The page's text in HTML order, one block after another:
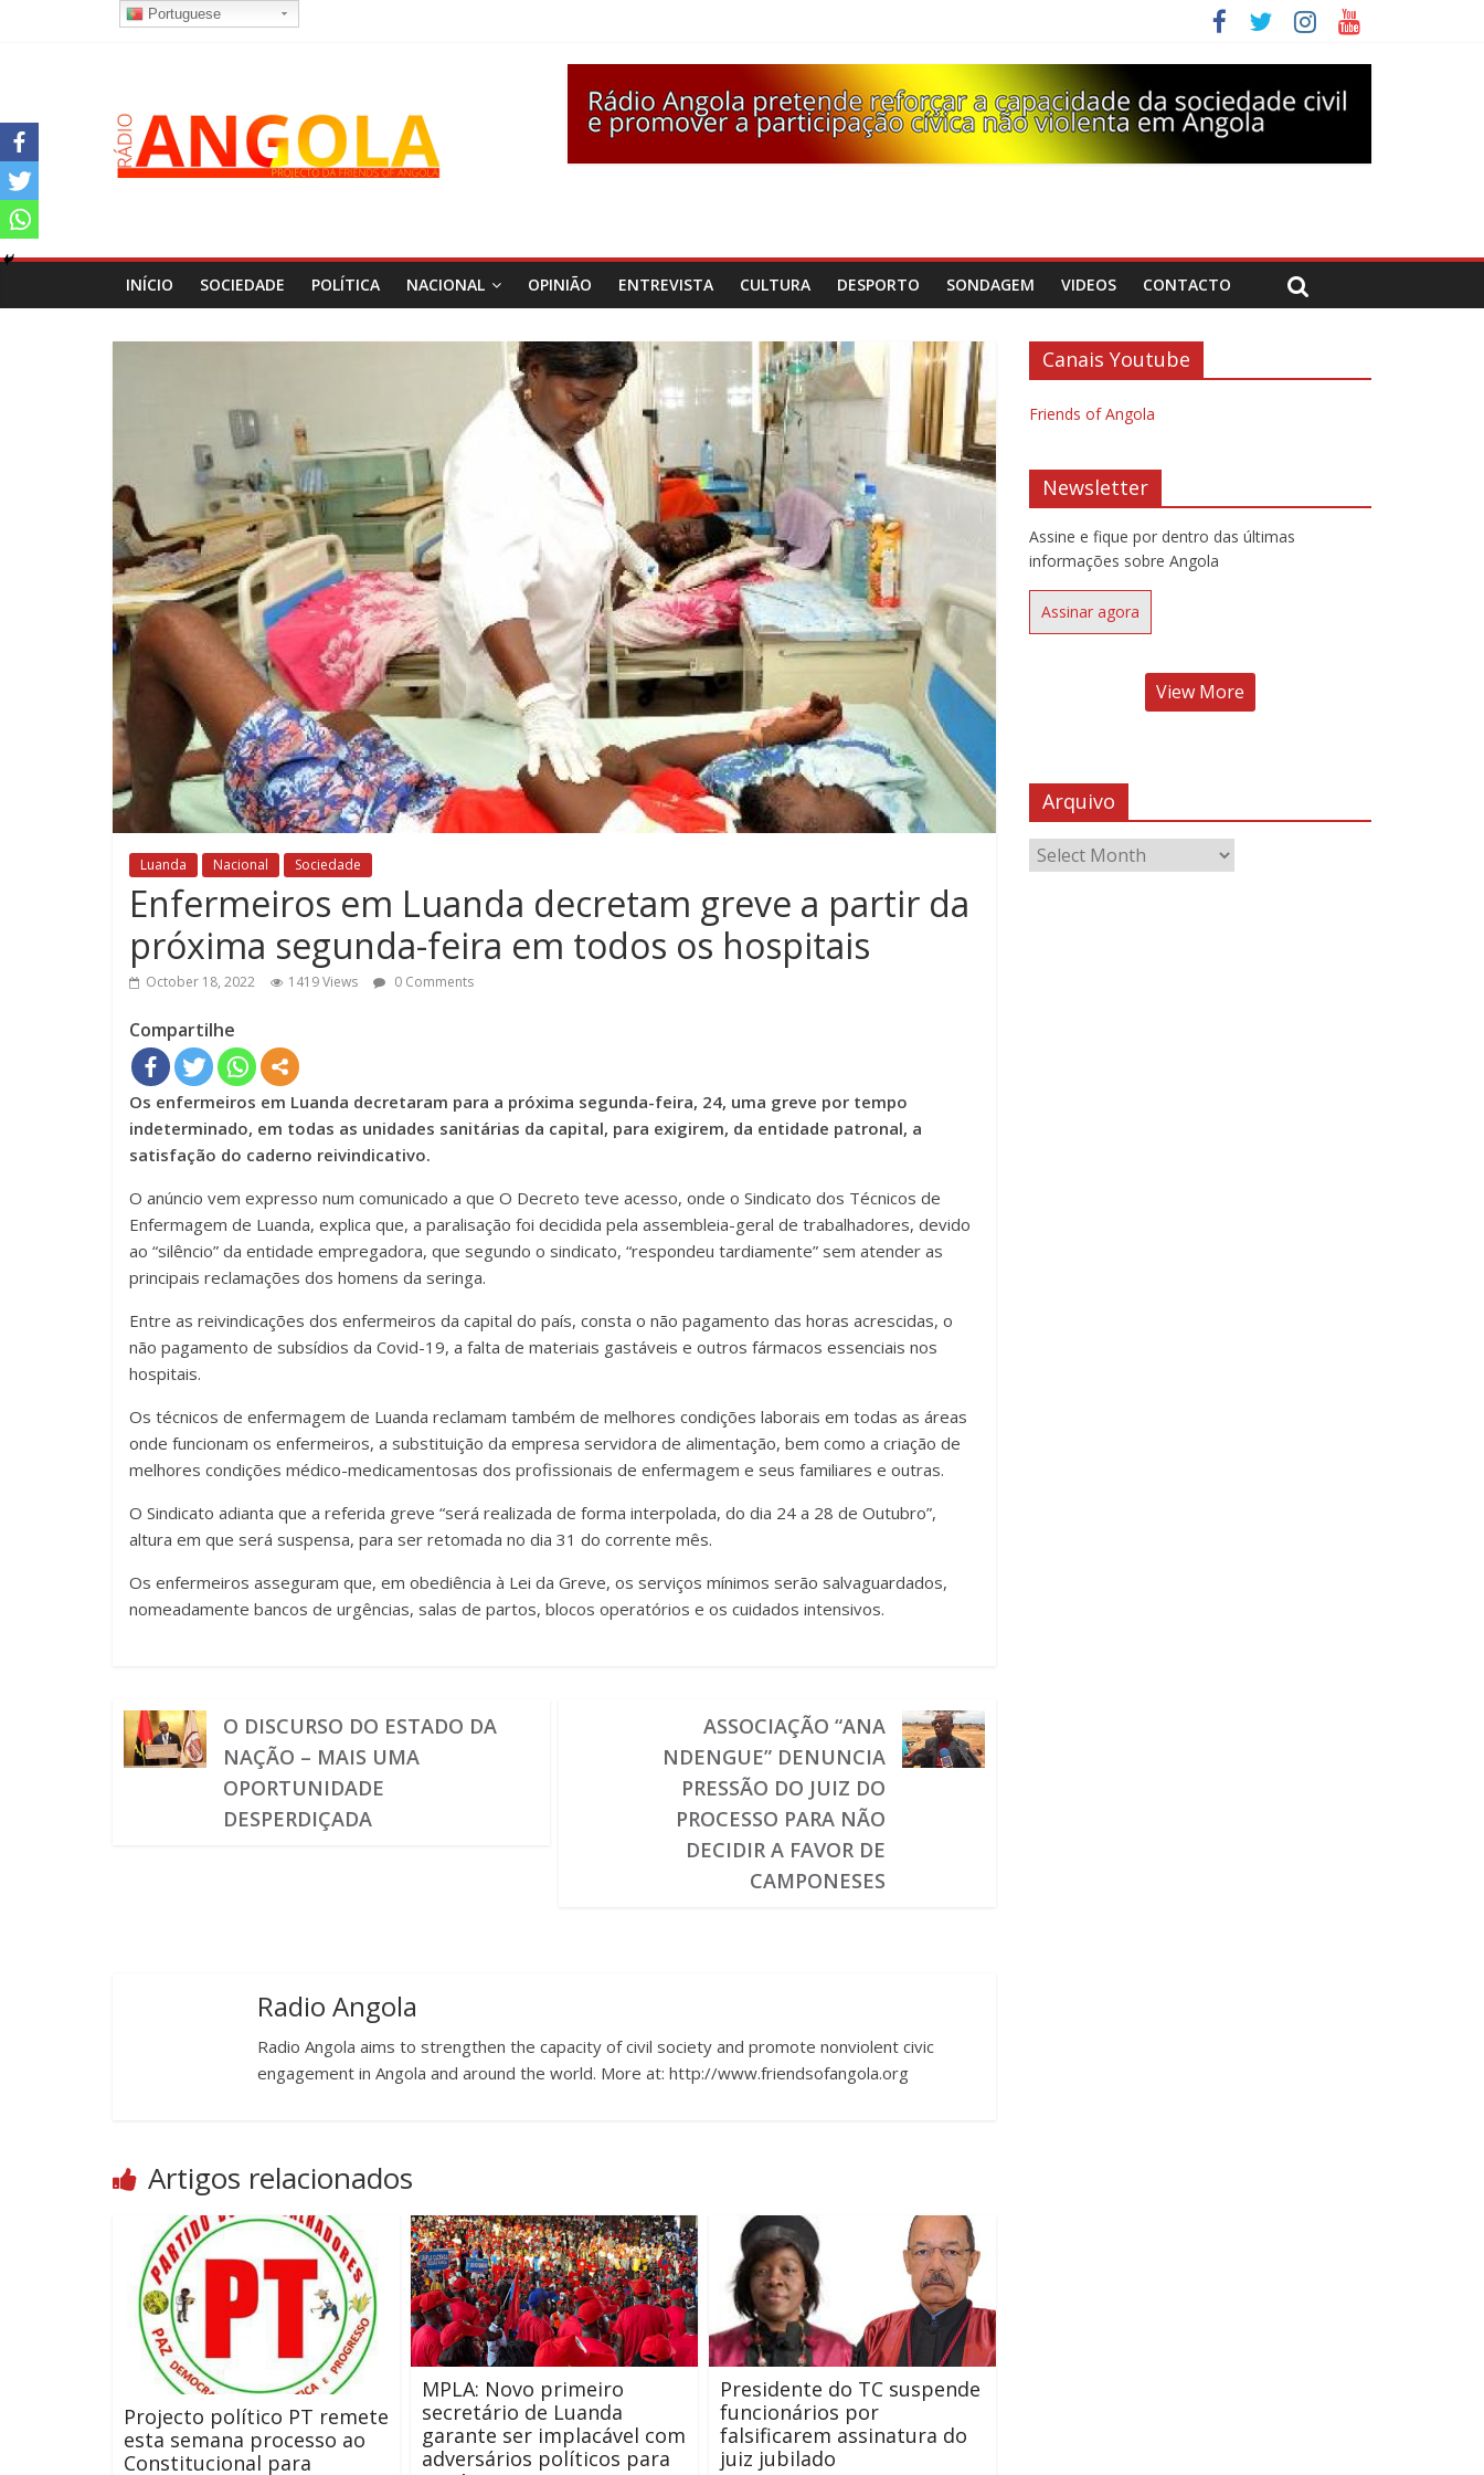
INÍCIO SOCIEDADE POLÍTICA NACIONAL OPINIÃO ENTREVISTA CULTURA DESPORTO SONDAGEM VIDEOS CONTACTO
Luanda Nacional Sociedade
Enfermeiros em Luanda decretam greve a partir da
próxima segunda-feira em todos os hospitais
October 18, 2022 1419 Views 0 Comments
Compartilhe
Os enfermeiros em Luanda decretaram para a próxima segunda-feira, 24, uma greve por tempo
indeterminado, em todas as unidades sanitárias da capital, para exigirem, da entidade patronal, a
satisfação do caderno reivindicativo.
O anúncio vem expresso num comunicado a que O Decreto teve acesso, onde o Sindicato dos Técnicos de
Enfermagem de Luanda, explica que, a paralisação foi decidida pela assembleia-geral de trabalhadores, devido
ao “silêncio” da entidade empregadora, que segundo o sindicato, “respondeu tardiamente” sem atender as
principais reclamações dos homens da seringa.
Entre as reivindicações dos enfermeiros da capital do país, consta o não pagamento das horas acrescidas, o
não pagamento de subsídios da Covid-19, a falta de materiais gastáveis e outros fármacos essenciais nos
hospitais.
Os técnicos de enfermagem de Luanda reclamam também de melhores condições laborais em todas as áreas
onde funcionam os enfermeiros, a substituição da empresa servidora de alimentação, bem como a criação de
melhores condições médico-medicamentosas dos profissionais de enfermagem e seus familiares e outras.
O Sindicato adianta que a referida greve “será realizada de forma interpolada, do dia 24 a 28 de Outubro”,
altura em que será suspensa, para ser retomada no dia 31 do corrente mês.
Os enfermeiros asseguram que, em obediência à Lei da Greve, os serviços mínimos serão salvaguardados,
nomeadamente bancos de urgências, salas de partos, blocos operatórios e os cuidados intensivos.
O DISCURSO DO ESTADO DA
NAÇÃO – MAIS UMA
OPORTUNIDADE
DESPERDIÇADA
ASSOCIAÇÃO “ANA
NDENGUE” DENUNCIA
PRESSÃO DO JUIZ DO
PROCESSO PARA NÃO
DECIDIR A FAVOR DE
CAMPONESES
Radio Angola
Radio Angola aims to strengthen the capacity of civil society and promote nonviolent civic
engagement in Angola and around the world. More at: http://www.friendsofangola.org
Artigos relacionados
Projecto político PT remete
esta semana processo ao
Constitucional para
MPLA: Novo primeiro
secretário de Luanda
garante ser implacável com
adversários políticos para
Presidente do TC suspende
funcionários por
falsificarem assinatura do
juiz jubilado
Canais Youtube
Friends of Angola
Newsletter
Assine e fique por dentro das últimas
informações sobre Angola
Assinar agora
View More
Arquivo
Portuguese